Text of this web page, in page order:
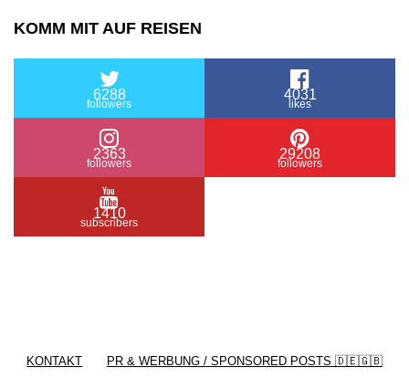
KOMM MIT AUF REISEN
6288
followers
4031
likes
2363
followers
29208
followers
1410
subscribers
KONTAKT PR & WERBUNG / SPONSORED POSTS 🇩🇪🇬🇧